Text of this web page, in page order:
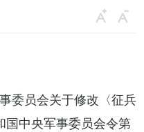
委员会关于修改〈征兵
中央军事委员会令第